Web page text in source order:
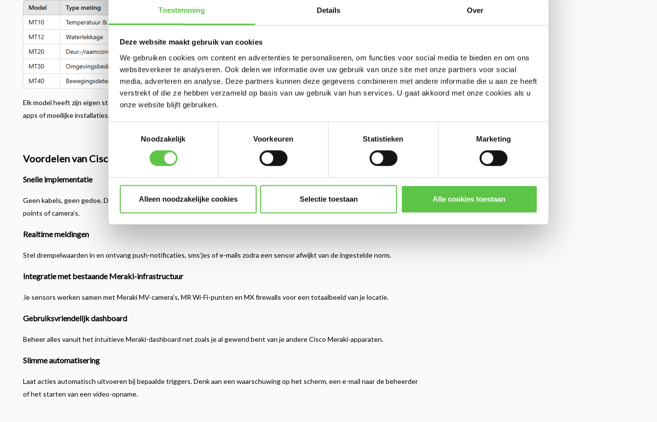
Toestemming Details Over
Deze website maakt gebruik van cookies
We gebruiken cookies om content en advertenties te personaliseren, om functies voor social media te bieden en om ons
websiteverkeer te analyseren. Ook delen we informatie over uw gebruik van onze site met onze partners voor social
media, adverteren en analyse. Deze partners kunnen deze gegevens combineren met andere informatie die u aan ze heeft
verstrekt of die ze hebben verzameld op basis van uw gebruik van hun services. U gaat akkoord met onze cookies als u
onze website blijft gebruiken.
Noodzakelijk
Voorkeuren Statistieken Marketing
Alleen noodzakelijke cookies Selectie toestaan Alle cookies toestaan
Elk model heeft zijn eigen sterktes, maar allemaal maken ze gebruik van dezelfde infrastructuur: het Meraki-dashboard. Geen losse
apps of moeilijke installaties.
Voordelen van Cisco Meraki Sensors voor fysieke beveiliging
Snelle implementatie
Geen kabels, geen gedoe. De sensoren zijn volledig draadloos, werken op batterijen en verbinden automatisch via Meraki access
points of camera’s.
Realtime meldingen
Stel drempelwaarden in en ontvang push-notificaties, sms’jes of e-mails zodra een sensor afwijkt van de ingestelde norm.
Integratie met bestaande Meraki-infrastructuur
Je sensors werken samen met Meraki MV-camera’s, MR Wi-Fi-punten en MX firewalls voor een totaalbeeld van je locatie.
Gebruiksvriendelijk dashboard
Beheer alles vanuit het intuïtieve Meraki-dashboard net zoals je al gewend bent van je andere Cisco Meraki-apparaten.
Slimme automatisering
Laat acties automatisch uitvoeren bij bepaalde triggers. Denk aan een waarschuwing op het scherm, een e-mail naar de beheerder
of het starten van een video-opname.